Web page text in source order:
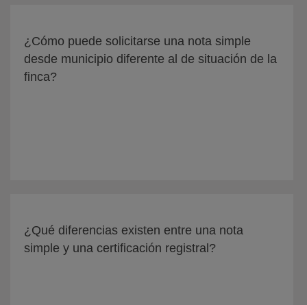
¿Cómo puede solicitarse una nota simple
desde municipio diferente al de situación de la
finca?
¿Qué diferencias existen entre una nota
simple y una certificación registral?